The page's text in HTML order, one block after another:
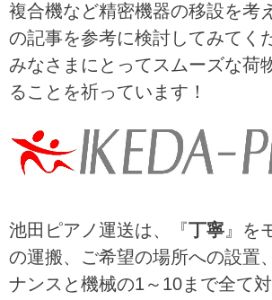
複合機など精密機器の移設を考
の記事を参考に検討してみてく
みなさまにとってスムーズな荷
ることを祈っています！
池田ピアノ運送は、『丁寧 』を
の運搬、ご希望の場所への設置
ナンスと機械の1～10まで全て